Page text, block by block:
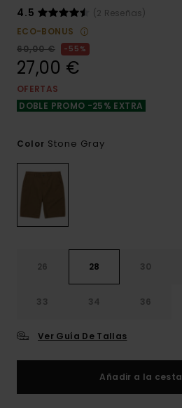
4.5
(2 Reseñas)
ECO-BONUS
60,00 €
55%
27,00 €
OFERTAS
DOBLE PROMO -25% EXTRA
Color Stone Gray
26 28 30
33 34 36
Ver Guía De Tallas
Añadir a la cesta